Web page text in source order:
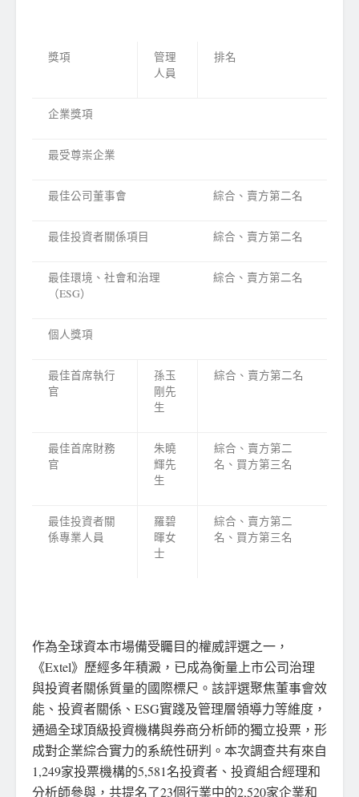
獎項
管理
人員
排名
企業獎項
最受尊崇企業
最佳公司董事會 綜合、賣方第二名
最佳投資者關係項目 綜合、賣方第二名
最佳環境、社會和治理
（ESG）
綜合、賣方第二名
個人獎項
最佳首席執行
官
孫玉
剛先
生
綜合、賣方第二名
最佳首席財務
官
朱曉
輝先
生
綜合、賣方第二
名、買方第三名
最佳投資者關
係專業人員
羅碧
暉女
士
綜合、賣方第二
名、買方第三名
作為全球資本市場備受矚目的權威評選之一，
《Extel》歷經多年積澱，已成為衡量上市公司治理
與投資者關係質量的國際標尺。該評選聚焦董事會效
能、投資者關係、ESG實踐及管理層領導力等維度，
通過全球頂級投資機構與券商分析師的獨立投票，形
成對企業綜合實力的系統性研判。本次調查共有來自
1,249家投票機構的5,581名投資者、投資組合經理和
分析師參與，共提名了23個行業中的2,520家企業和